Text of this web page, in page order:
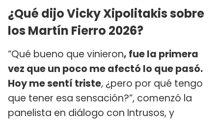
¿Qué dijo Vicky Xipolitakis sobre
los Martín Fierro 2026?
“Qué bueno que vinieron, fue la primera
vez que un poco me afectó lo que pasó.
Hoy me sentí triste, ¿pero por qué tengo
que tener esa sensación?”, comenzó la
panelista en diálogo con Intrusos, y